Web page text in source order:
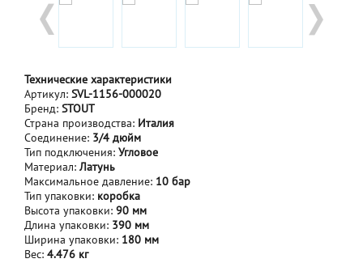
Технические характеристики
Артикул: SVL-1156-000020
Бренд: STOUT
Страна производства: Италия
Соединение: 3/4 дюйм
Тип подключения: Угловое
Материал: Латунь
Максимальное давление: 10 бар
Тип упаковки: коробка
Высота упаковки: 90 мм
Длина упаковки: 390 мм
Ширина упаковки: 180 мм
Вес: 4.476 кг